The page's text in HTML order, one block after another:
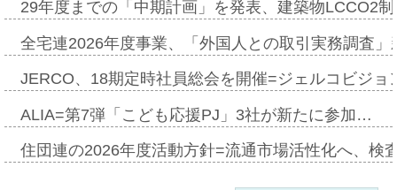
29年度までの「中期計画」を発表、建築物LCCO2
全宅連2026年度事業、「外国人との取引実務調査
JERCO、18期定時社員総会を開催=ジェルコビジ
ALIA=第7弾「こども応援PJ」3社が新たに参加…
住団連の2026年度活動方針=流通市場活性化へ、検